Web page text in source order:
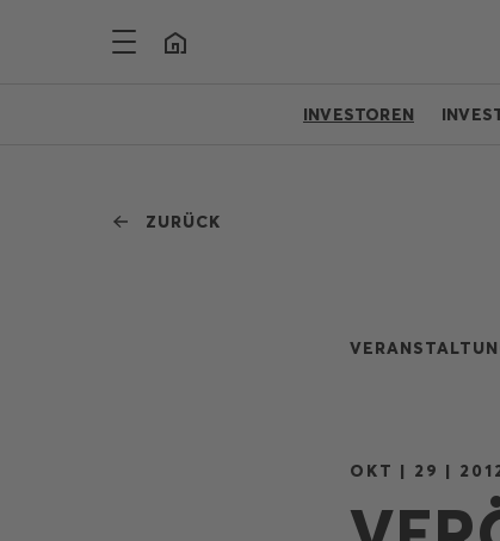
INVESTOREN
ZURÜCK
OKT | 29 |